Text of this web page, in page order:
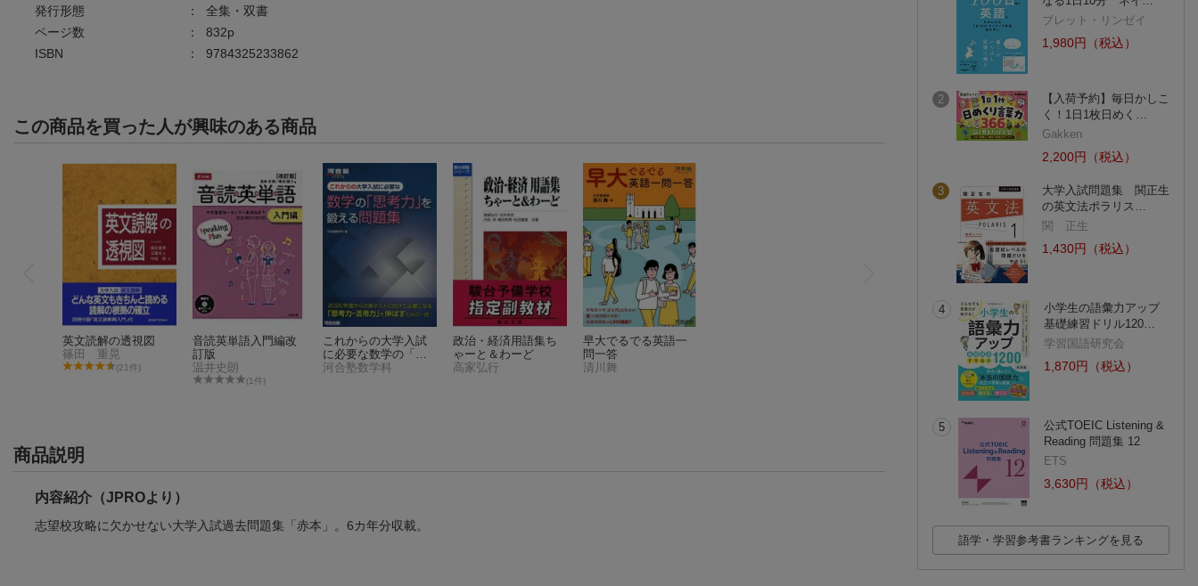
発行形態
： 全集・双書
ページ数
： 832p
ISBN
： 9784325233862
この商品を買った人が興味のある商品
英文読解の透視図
篠田 重晃
(21件)
音読英単語入門編改
訂版
温井史朗
(1件)
これからの大学入試
に必要な数学の「思
考力」を鍛える問題
河合塾数学科
政治・経済用語集ち
ゃーと＆わーど
高家弘行
早大でるでる英語一
問一答
清川舞
商品説明
内容紹介（JPROより）
志望校攻略に欠かせない大学入試過去問題集「赤本」。6カ年分収載。
ブレット・リンゼイ
1,980円（税込）
2
【入荷予約】毎日かしこ
く！1日1枚日めく…
Gakken
2,200円（税込）
3
大学入試問題集 関正生
の英文法ポラリス…
関 正生
1,430円（税込）
4
小学生の語彙力アップ
基礎練習ドリル120…
学習国語研究会
1,870円（税込）
5
公式TOEIC Listening &
Reading 問題集 12
ETS
3,630円（税込）
語学・学習参考書ランキングを見る